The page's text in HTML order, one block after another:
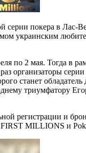
покера в
украинским
по 2 мая. Тогда
организаторы
станет
триумфатору
регистрации и
FIRST MILLIONS и